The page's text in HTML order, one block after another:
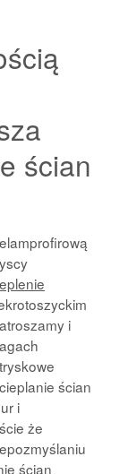
ścian
i
ścian
i
że
ścian